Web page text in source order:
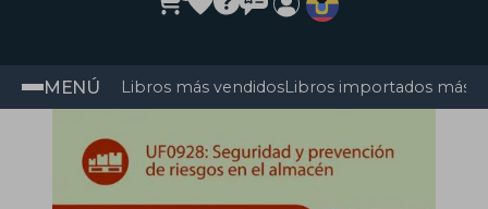
MENÚ Libros más vendidosLibros importados más